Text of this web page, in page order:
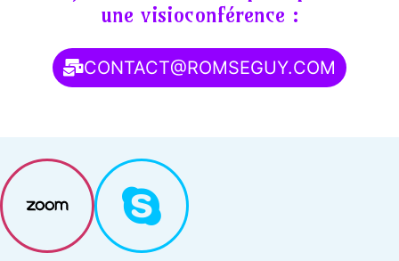
une visioconférence :
CONTACT@ROMSEGUY.COM